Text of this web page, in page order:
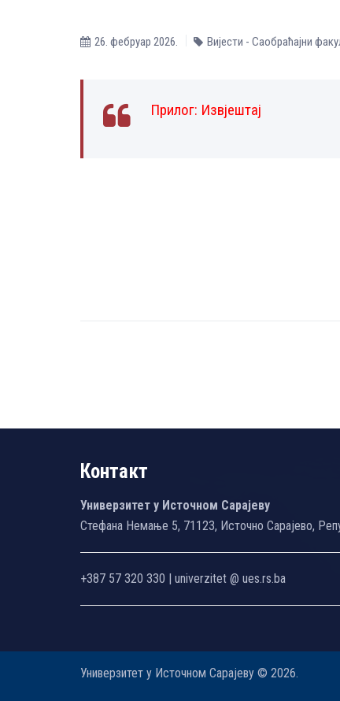
26. фебруар 2026. Вијести - Саобраћајни
Прилог: Извјештај
Контакт
Универзитет у Источном Сарајеву
Стефана Немање 5, 71123, Источно Сарајево,
+387 57 320 330 | univerzitet @ ues.rs.ba
Универзитет у Источном Сарајеву © 2026.